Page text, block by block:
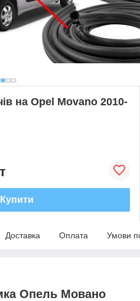
на Opel Movano 2010-
Купити
Доставка Оплата Умови
Опель Мовано